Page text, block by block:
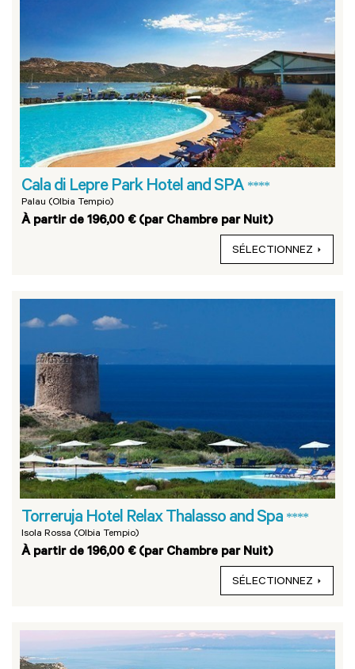
Cala di Lepre Park Hotel and SPA ****
Palau (Olbia Tempio)
À partir de 196,00 € (par Chambre par Nuit)
SÉLECTIONNEZ
Torreruja Hotel Relax Thalasso and Spa ****
Isola Rossa (Olbia Tempio)
À partir de 196,00 € (par Chambre par Nuit)
SÉLECTIONNEZ